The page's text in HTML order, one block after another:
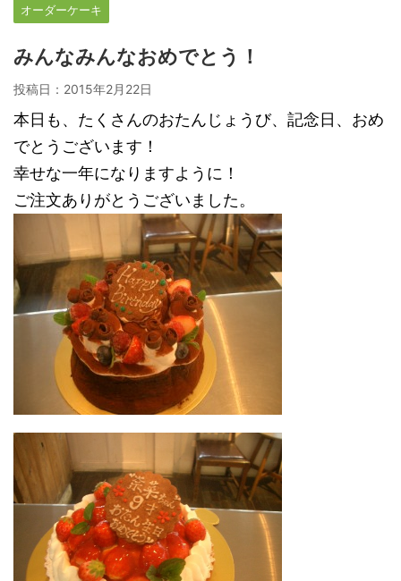
オーダーケーキ
みんなみんなおめでとう！
投稿日： 2015年2月22日
本日も、たくさんのおたんじょうび、記念日、おめ
でとうございます！
幸せな一年になりますように！
ご注文ありがとうございました。